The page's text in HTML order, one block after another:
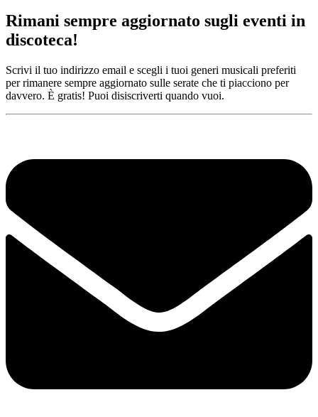
Rimani sempre aggiornato sugli eventi in
discoteca!
Scrivi il tuo indirizzo email e scegli i tuoi generi musicali preferiti
per rimanere sempre aggiornato sulle serate che ti piacciono per
davvero. È gratis! Puoi disiscriverti quando vuoi.